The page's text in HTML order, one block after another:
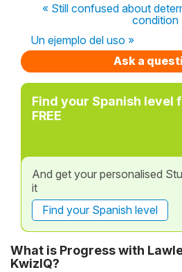
« Still confused about
condition
Un ejemplo del uso »
Ask a
Find your Spanish level
FREE
And get your personalised
it
Find your Spanish level
What is Progress with
KwizIQ?